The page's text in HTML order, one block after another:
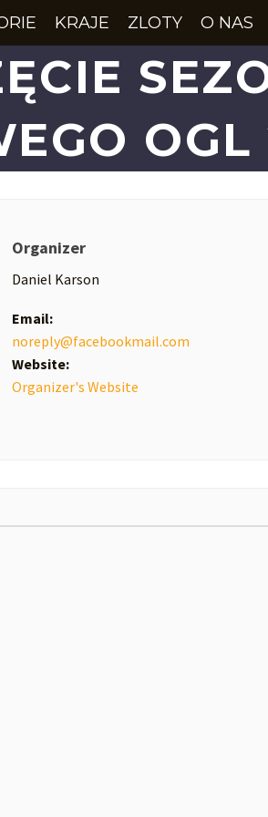
KRAJE ZLOTY O NAS
Organizer
Daniel Karson
Email:
noreply@facebookmail.com
Website:
Organizer's Website